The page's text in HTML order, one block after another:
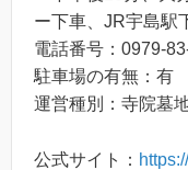
ー下車、JR宇島駅
電話番号：0979-
駐車場の有無：有
運営種別：寺院墓
公式サイト：